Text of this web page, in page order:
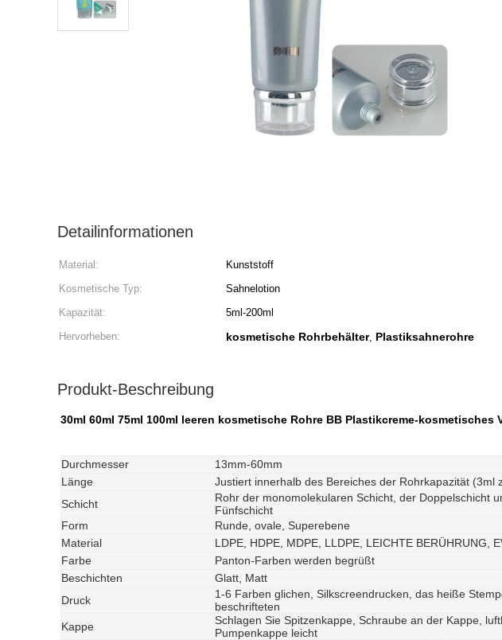
Detailinformationen
Material: Kunststoff
Kosmetische Typ:
Sahnelotion
Kapazität:
5ml-200ml
Hervorheben:
kosmetische Rohrbehälter, Plastiksahnerohre
Produkt-Beschreibung
30ml 60ml 75ml 100ml leeren kosmetische Rohre BB Plastikcreme-kosmetisches
Durchmesser
13mm-60mm
Länge
Justiert innerhalb des Bereiches der Rohrkapazität (3ml
Schicht
Rohr der monomolekularen Schicht, der Doppelschicht
Fünfschicht
Form
Runde, ovale, Superebene
Material
LDPE, HDPE, MDPE, LLDPE, LEICHTE BERÜHRUNG,
Farbe
Panton-Farben werden begrüßt
Beschichten
Glatt, Matt
Druck
1-6 Farben glichen, Silkscreendrucken, das heiße
beschrifteten
Kappe
Schlagen Sie Spitzenkappe, Schraube an der Kappe,
Pumpenkappe leicht